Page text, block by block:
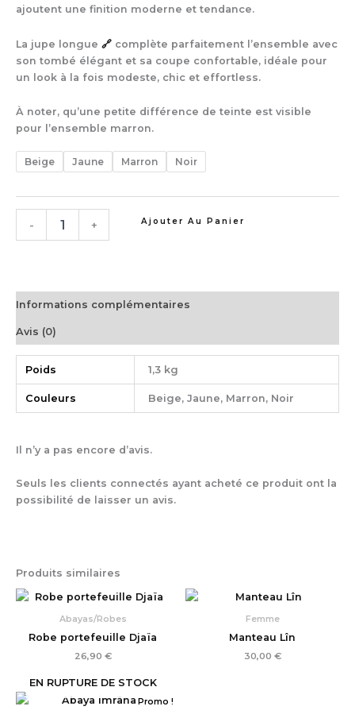
ajoutent une finition moderne et tendance.
La jupe longue 🔗 complète parfaitement l’ensemble avec
son tombé élégant et sa coupe confortable, idéale pour
un look à la fois modeste, chic et effortless.
À noter, qu’une petite différence de teinte est visible
pour l’ensemble marron.
Beige Jaune Marron Noir
- + Ajouter Au Panier
Informations complémentaires
Avis (0)
Poids 1,3 kg
Couleurs Beige, Jaune, Marron, Noir
Il n’y a pas encore d’avis.
Seuls les clients connectés ayant acheté ce produit ont la
possibilité de laisser un avis.
Produits similaires
Abayas/Robes
Robe portefeuille Djaïa
26,90 €
Femme
Manteau Lîn
30,00 €
Promo !
EN RUPTURE DE STOCK
Le
prix
Le
prix